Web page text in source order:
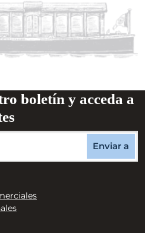
boletín y acceda a
Enviar a